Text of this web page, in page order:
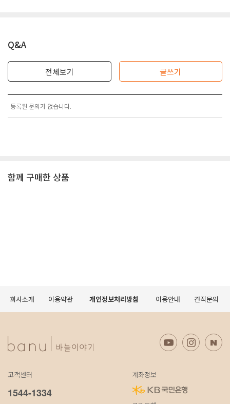
Q&A
전체보기 글쓰기
등록된 문의가 없습니다.
함께 구매한 상품
회사소개 이용약관 개인정보처리방침 이용안내 견적문의
고객센터
1544-1334
계좌정보